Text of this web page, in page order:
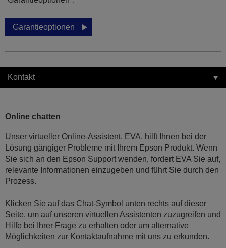
Garantieoptionen
Kontakt
Online chatten
Unser virtueller Online-Assistent, EVA, hilft Ihnen bei der
Lösung gängiger Probleme mit Ihrem Epson Produkt. Wenn
Sie sich an den Epson Support wenden, fordert EVA Sie auf,
relevante Informationen einzugeben und führt Sie durch den
Prozess.
Klicken Sie auf das Chat-Symbol unten rechts auf dieser
Seite, um auf unseren virtuellen Assistenten zuzugreifen und
Hilfe bei Ihrer Frage zu erhalten oder um alternative
Möglichkeiten zur Kontaktaufnahme mit uns zu erkunden.